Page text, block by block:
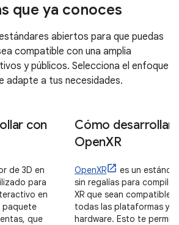
que ya conoces
abiertos para que puedas
compatible con una amplia
y públicos. Selecciona el enfoque
adapte a tus necesidades.
con
de 3D en
para
en
paquete
que
Cómo desarrollar
OpenXR
OpenXR
es un
sin regalías para
XR que sean compatibles
todas las plataformas y el
hardware. Esto te